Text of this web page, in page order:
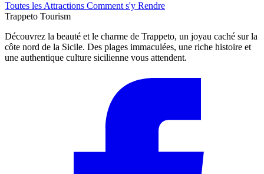
Toutes les Attractions Comment s'y Rendre
Trappeto Tourism
Découvrez la beauté et le charme de Trappeto, un joyau caché sur la
côte nord de la Sicile. Des plages immaculées, une riche histoire et
une authentique culture sicilienne vous attendent.